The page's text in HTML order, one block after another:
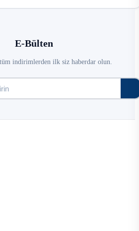
E-Bülten
indirimlerden ilk siz haberdar olun.